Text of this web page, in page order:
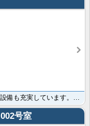
便利な追い焚き風呂/給湯/エアコンであると設備も充実しています。魅力的な立地の相模原市中央区エリア ･･･
002号室